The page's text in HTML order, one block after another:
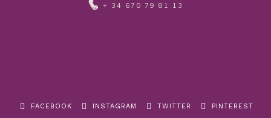
+ 34 670 79 81 13
FACEBOOK INSTAGRAM TWITTER PINTEREST